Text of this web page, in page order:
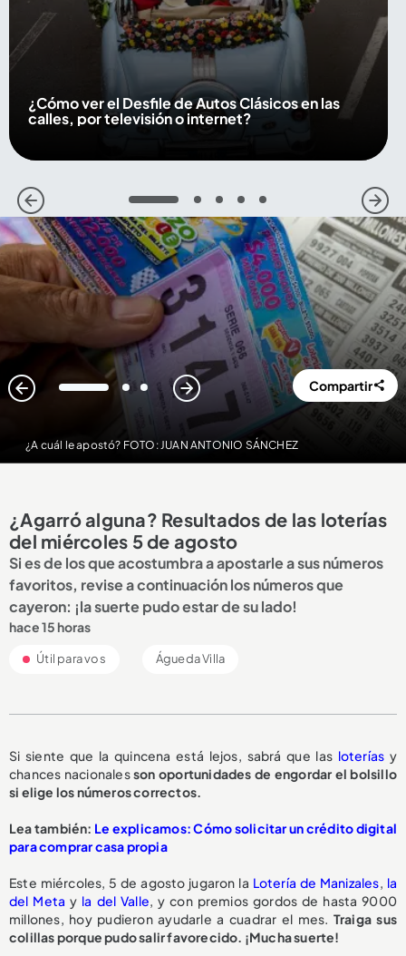
¿Cómo ver el Desfile de Autos Clásicos en las
calles, por televisión o internet?
1 2 3 4 5
¿A cuál le apostó? FOTO: JUAN ANTONIO SÁNCHEZ
1 2 3 Compartir
¿Agarró alguna? Resultados de las loterías
del miércoles 5 de agosto
Si es de los que acostumbra a apostarle a sus números
favoritos, revise a continuación los números que
cayeron: ¡la suerte pudo estar de su lado!
hace 15 horas
Útil para vos Águeda Villa
Si siente que la quincena está lejos, sabrá que las loterías y
chances nacionalesson oportunidades de engordar el bolsillo
si elige los números correctos.
Lea también: Le explicamos: Cómo solicitar un crédito digital
para comprar casa propia
Este miércoles, 5 de agosto jugaron la Lotería de Manizales, la
del Meta y la del Valle, y con premios gordos de hasta 9000
millones, hoy pudieron ayudarle a cuadrar el mes. Traiga sus
colillas porque pudo salir favorecido. ¡Mucha suerte!